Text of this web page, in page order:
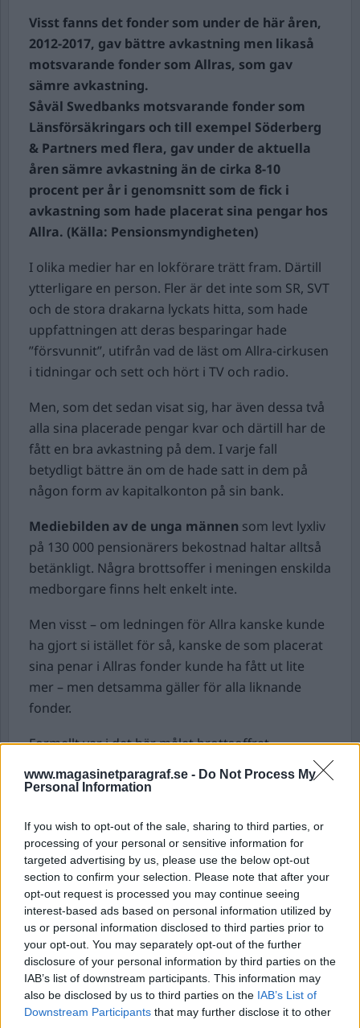
www.magasinetparagraf.se - Do Not Process My
Personal Information
If you wish to opt-out of the sale, sharing to third parties, or
processing of your personal or sensitive information for
targeted advertising by us, please use the below opt-out
section to confirm your selection. Please note that after your
opt-out request is processed you may continue seeing
interest-based ads based on personal information utilized by
us or personal information disclosed to third parties prior to
your opt-out. You may separately opt-out of the further
disclosure of your personal information by third parties on the
IAB’s list of downstream participants. This information may
also be disclosed by us to third parties on the IAB’s List of
Downstream Participants that may further disclose it to other
Visst fanns det fonder som under de här åren,
2012-2017, gav bättre avkastning men likaså
motsvarande fonder som Allras, som gav
sämre avkastning.
Såväl Swedbanks motsvarande fonder som
Länsförsäkringars och till exempel Söderberg
& Partners med flera, gav under de aktuella
åren sämre avkastning än de cirka 8-10
procent per år i genomsnitt som de fick i
avkastning som hade placerat sina pengar hos
Allra. (Källa: Pensionsmyndigheten)
I olika medier har en lokförare trätt fram. Därtill
ytterligare en person. Fler är det inte som SR, SVT
och de stora drakarna lyckats hitta, som hade
uppfattningen att deras besparingar hade
”försvunnit”, utifrån vad de läst om Allra-cirkusen
i tidningar och sett och hört i TV och radio.
Men, som det sedan visat sig, har även dessa två
alla sina placerade pengar kvar och därtill har de
fått en bra avkastning på dem. I varje fall
betydligt bättre än om de hade satt in dem på
någon form av kapitalkonton på sin bank.
Mediebilden av de unga männen som levt lyxliv
på 130 000 pensionärers bekostnad haltar alltså
betänkligt. Några brottsoffer i meningen enskilda
medborgare finns helt enkelt inte.
Men visst – om ledningen för Allra kanske kunde
ha gjort si istället för så, kanske de som placerat
sina penar i Allras fonder kunde ha fått ut lite
mer – men detsamma gäller för alla liknande
fonder.
Formellt var i det här målet brottsoffret,
Pensionsmyndigheten som hävdade att man
sättet på vilket Allra genomförde en
affärstransaktion 2012.
Transaktionen ifråga ökade i värdeunder sex
månader med 27 procent. Och det som
komplicerar det hela var att
Pensionsmyndigheten därmed hade tjänat 16,5
miljoner dollar, alltså i runda tal med dåtidens
växlingskurs 120 miljoner kronor, på den här
affärstransaktionen.